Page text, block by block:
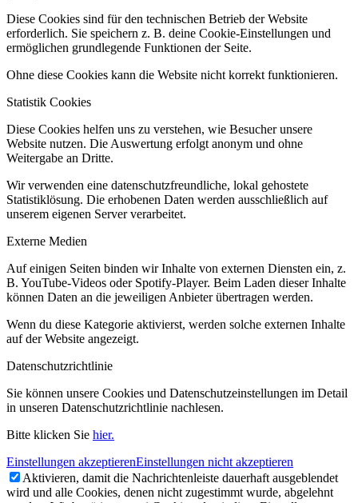
Diese Cookies sind für den technischen Betrieb der Website
erforderlich. Sie speichern z. B. deine Cookie-Einstellungen und
ermöglichen grundlegende Funktionen der Seite.
Ohne diese Cookies kann die Website nicht korrekt funktionieren.
Statistik Cookies
Diese Cookies helfen uns zu verstehen, wie Besucher unsere
Website nutzen. Die Auswertung erfolgt anonym und ohne
Weitergabe an Dritte.
Wir verwenden eine datenschutzfreundliche, lokal gehostete
Statistiklösung. Die erhobenen Daten werden ausschließlich auf
unserem eigenen Server verarbeitet.
Externe Medien
Auf einigen Seiten binden wir Inhalte von externen Diensten ein, z.
B. YouTube-Videos oder Spotify-Player. Beim Laden dieser Inhalte
können Daten an die jeweiligen Anbieter übertragen werden.
Wenn du diese Kategorie aktivierst, werden solche externen Inhalte
auf der Website angezeigt.
Datenschutzrichtlinie
Sie können unsere Cookies und Datenschutzeinstellungen im Detail
in unseren Datenschutzrichtlinie nachlesen.
Bitte klicken Sie hier.
Einstellungen akzeptierenEinstellungen nicht akzeptieren
Aktivieren, damit die Nachrichtenleiste dauerhaft ausgeblendet
wird und alle Cookies, denen nicht zugestimmt wurde, abgelehnt